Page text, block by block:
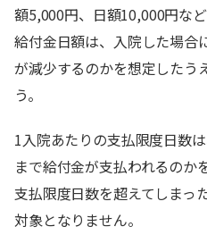
額5,000円、日額10,000円な
給付金日額は、入院した場合
が減少するのかを想定したう
う。
1入院あたりの支払限度日数
まで給付金が支払われるのか
支払限度日数を超えてしまっ
対象となりません。